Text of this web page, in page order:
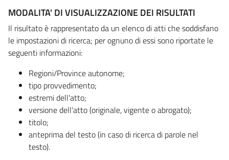
MODALITA' DI VISUALIZZAZIONE DEI RISULTATI
Il risultato è rappresentato da un elenco di atti che soddisfano
le impostazioni di ricerca; per ognuno di essi sono riportate le
seguenti informazioni:
Regioni/Province autonome;
tipo provvedimento;
estremi dell'atto;
versione dell'atto (originale, vigente o abrogato);
titolo;
anteprima del testo (in caso di ricerca di parole nel
testo).